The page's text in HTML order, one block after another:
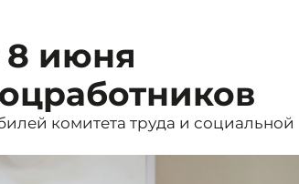
8 июня
комитета труда и социальной